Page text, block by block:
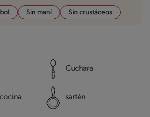
Sin maní Sin crustáceos
Cuchara
sartén